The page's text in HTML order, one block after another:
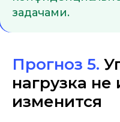
задачами.
Прогноз 5.
нагрузка не
изменится